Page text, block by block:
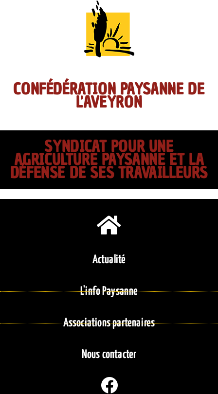
CONFÉDÉRATION PAYSANNE DE
L'AVEYRON
SYNDICAT POUR UNE
AGRICULTURE PAYSANNE ET LA
DÉFENSE DE SES TRAVAILLEURS
Actualité
L'info Paysanne
Associations partenaires
Nous contacter